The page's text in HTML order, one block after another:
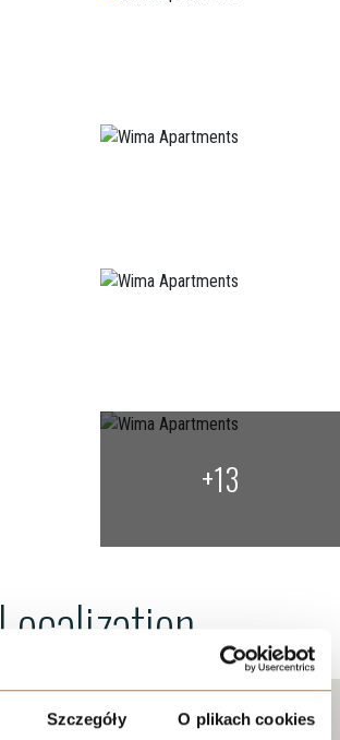
Szczegóły O plikach cookies
+13
Localization